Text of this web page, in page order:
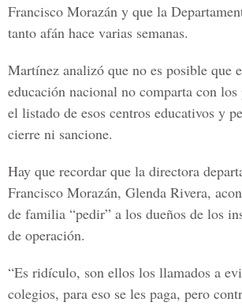
Francisco Morazán y que la
tanto afán hace varias semanas.
Martínez analizó que no es posible que
educación nacional no comparta con
el listado de esos centros educativos y
cierre ni sancione.
Hay que recordar que la directora
Francisco Morazán, Glenda Rivera,
de familia “pedir” a los dueños de los
de operación.
“Es ridículo, son ellos los llamados a
colegios, para eso se les paga, pero